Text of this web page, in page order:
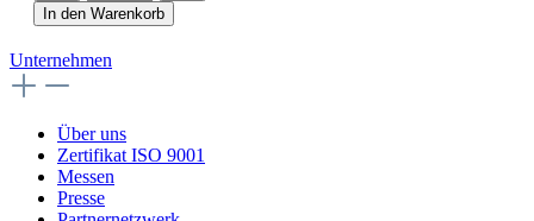
In den Warenkorb
Unternehmen
Über uns
Zertifikat ISO 9001
Messen
Presse